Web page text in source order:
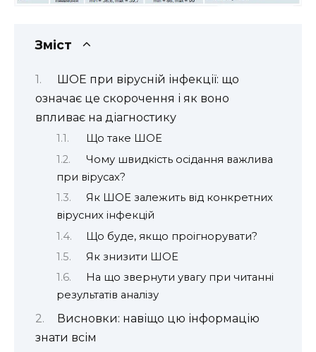
Зміст
ШОЕ при вірусній інфекції: що
означає це скорочення і як воно
впливає на діагностику
Що таке ШОЕ
Чому швидкість осідання важлива
при вірусах?
Як ШОЕ залежить від конкретних
вірусних інфекцій
Що буде, якщо проігнорувати?
Як знизити ШОЕ
На що звернути увагу при читанні
результатів аналізу
Висновки: навіщо цю інформацію
знати всім